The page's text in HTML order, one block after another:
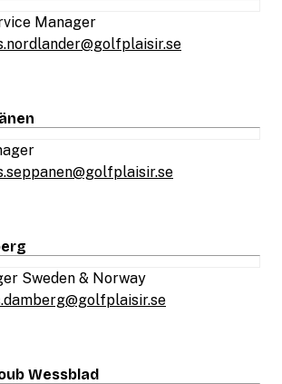
Manager
Sweden & Norway
Wessblad